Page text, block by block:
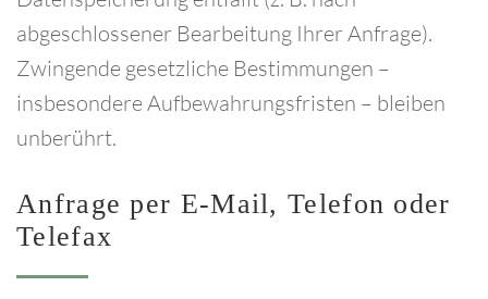
abgeschlossener Bearbeitung Ihrer Anfrage).
Zwingende gesetzliche Bestimmungen –
insbesondere Aufbewahrungsfristen – bleiben
unberührt.
Anfrage per E-Mail, Telefon oder
Telefax